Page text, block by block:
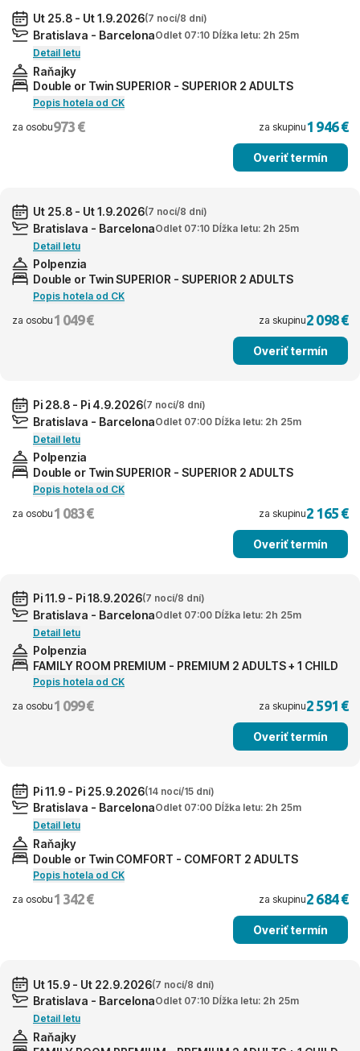
Ut 25.8 - Ut 1.9.2026(7 nocí/8 dní)
Bratislava - BarcelonaOdlet 07:10 Dĺžka letu: 2h 25m
Detail letu
Raňajky
Double or Twin SUPERIOR - SUPERIOR 2 ADULTS
Popis hotela od CK
za osobu973 € za skupinu1 946 €
Overiť termín
Ut 25.8 - Ut 1.9.2026(7 nocí/8 dní)
Bratislava - BarcelonaOdlet 07:10 Dĺžka letu: 2h 25m
Detail letu
Polpenzia
Double or Twin SUPERIOR - SUPERIOR 2 ADULTS
Popis hotela od CK
za osobu 1 049 € za skupinu2 098 €
Overiť termín
Pi 28.8 - Pi 4.9.2026(7 nocí/8 dní)
Bratislava - BarcelonaOdlet 07:00 Dĺžka letu: 2h 25m
Detail letu
Polpenzia
Double or Twin SUPERIOR - SUPERIOR 2 ADULTS
Popis hotela od CK
za osobu 1 083 € za skupinu2 165 €
Overiť termín
Pi 11.9 - Pi 18.9.2026(7 nocí/8 dní)
Bratislava - BarcelonaOdlet 07:00 Dĺžka letu: 2h 25m
Detail letu
Polpenzia
FAMILY ROOM PREMIUM - PREMIUM 2 ADULTS + 1 CHILD
Popis hotela od CK
za osobu 1 099 € za skupinu2 591 €
Overiť termín
Pi 11.9 - Pi 25.9.2026(14 nocí/15 dní)
Bratislava - BarcelonaOdlet 07:00 Dĺžka letu: 2h 25m
Detail letu
Raňajky
Double or Twin COMFORT - COMFORT 2 ADULTS
Popis hotela od CK
za osobu 1 342 € za skupinu2 684 €
Overiť termín
Ut 15.9 - Ut 22.9.2026(7 nocí/8 dní)
Bratislava - BarcelonaOdlet 07:10 Dĺžka letu: 2h 25m
Detail letu
Raňajky